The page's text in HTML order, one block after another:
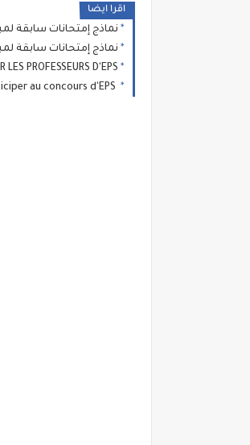
اقرا ايضا
نماذج إمتحانات سابقة لمباراة
نماذج إمتحانات سابقة لمباراة
LES PROFESSEURS D'EPS